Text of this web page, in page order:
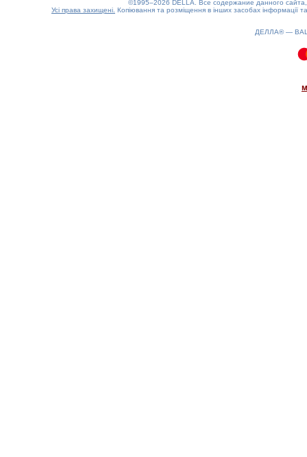
©1995–2026 DELLA. Все содержание данного
Усі права захищені. Копіювання та розміщення в інших засобах інформації
ДЕЛЛА® —